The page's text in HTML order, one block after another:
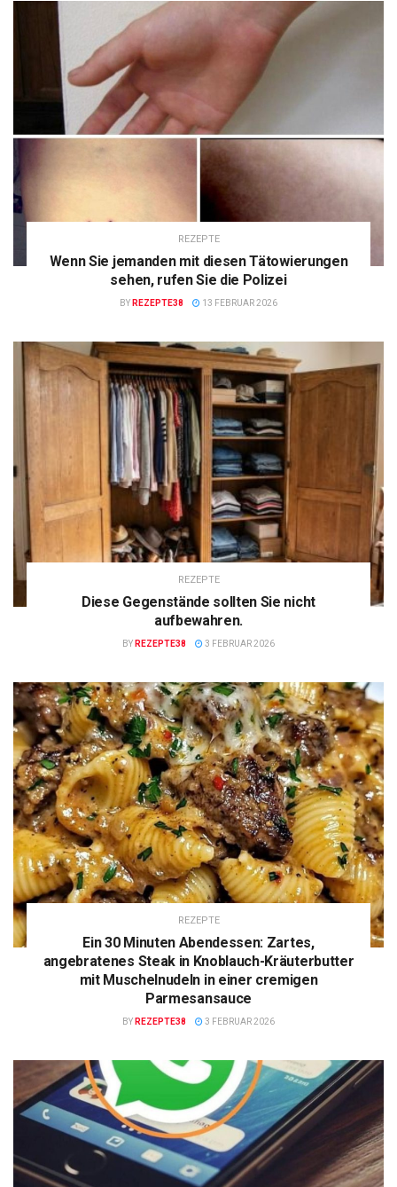
REZEPTE
Wenn Sie jemanden mit diesen Tätowierungen
sehen, rufen Sie die Polizei
BY REZEPTE38 13 FEBRUAR 2026
REZEPTE
Diese Gegenstände sollten Sie nicht
aufbewahren.
BY REZEPTE38 3 FEBRUAR 2026
REZEPTE
Ein 30 Minuten Abendessen: Zartes,
angebratenes Steak in Knoblauch-Kräuterbutter
mit Muschelnudeln in einer cremigen
Parmesansauce
BY REZEPTE38 3 FEBRUAR 2026